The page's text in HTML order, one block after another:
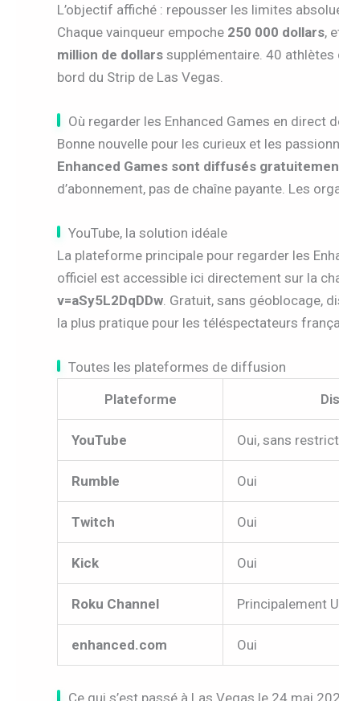
L’objectif affiché : repousser les limites
Chaque vainqueur empoche 250 000 dollars,
million de dollars supplémentaire. 40 athlètes
bord du Strip de Las Vegas.
Où regarder les Enhanced Games en direct
Bonne nouvelle pour les curieux et les
Enhanced Games sont diffusés
d’abonnement, pas de chaîne payante. Les
YouTube, la solution idéale
La plateforme principale pour regarder les
officiel est accessible ici directement sur la
v=aSy5L2DqDDw. Gratuit, sans géoblocage,
la plus pratique pour les téléspectateurs
Toutes les plateformes de diffusion
Plateforme
YouTube Oui, sans
Rumble Oui
Twitch Oui
Kick Oui
Roku Channel Principalement
enhanced.com Oui
Ce qui s’est passé à Las Vegas le 24 mai